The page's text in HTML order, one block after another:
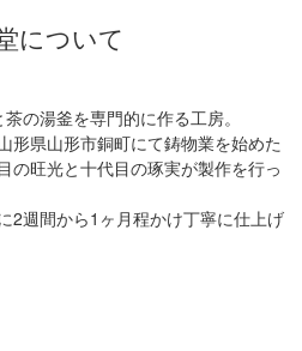
について
の湯釜を専門的に作る工房。
形県山形市銅町にて鋳物業を始めた
の旺光と十代目の琢実が製作を行っ
2週間から1ヶ月程かけ丁寧に仕上げ